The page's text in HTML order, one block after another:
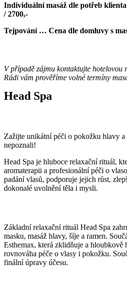
Individuální masáž dle potřeb
/ 2700,-
Tejpování … Cena dle domluvy s
V případě zájmu kontaktujte hotelovou
Rádi vám prověříme volné termíny
Head Spa
Zažijte unikátní péči o pokožku hlavy a
nepoznali!
Head Spa je hluboce relaxační rituál,
aromaterapii a profesionální péči o
padání vlasů, podporuje jejich růst,
dokonalé uvolnění těla i mysli.
Základní relaxační rituál Head Spa
masku, masáž hlavy, šíje a ramen.
Esthemax, která zklidňuje a
rovnováha péče o vlasy i pokožku.
finální úpravy účesu.